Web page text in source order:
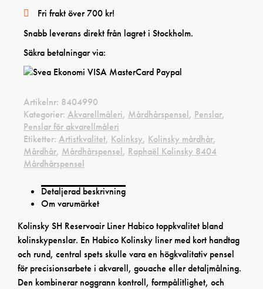
Fri frakt över 700 kr!
Snabb leverans direkt från lagret i Stockholm.
Säkra betalningar via:
Artikelnr: 8404990
Kategorier: Akvarellmåleri, Mårdhårspensel, Penslar,
Penslar för akvarellmåleri
Etiketter: Artistkvalitet, Kolinksy, Kolinsky mårdhår,
Mårdhår, Mårdhårspensel, Raphaël Kolinsky 8404
Mårdhårspensel
Detaljerad beskrivning
Om varumärket
Kolinsky SH Reservoair Liner Habico toppkvalitet bland
kolinskypenslar. En Habico Kolinsky liner med kort handtag
och rund, central spets skulle vara en högkvalitativ pensel
för precisionsarbete i akvarell, gouache eller detaljmålning.
Den kombinerar noggrann kontroll, formpålitlighet, och